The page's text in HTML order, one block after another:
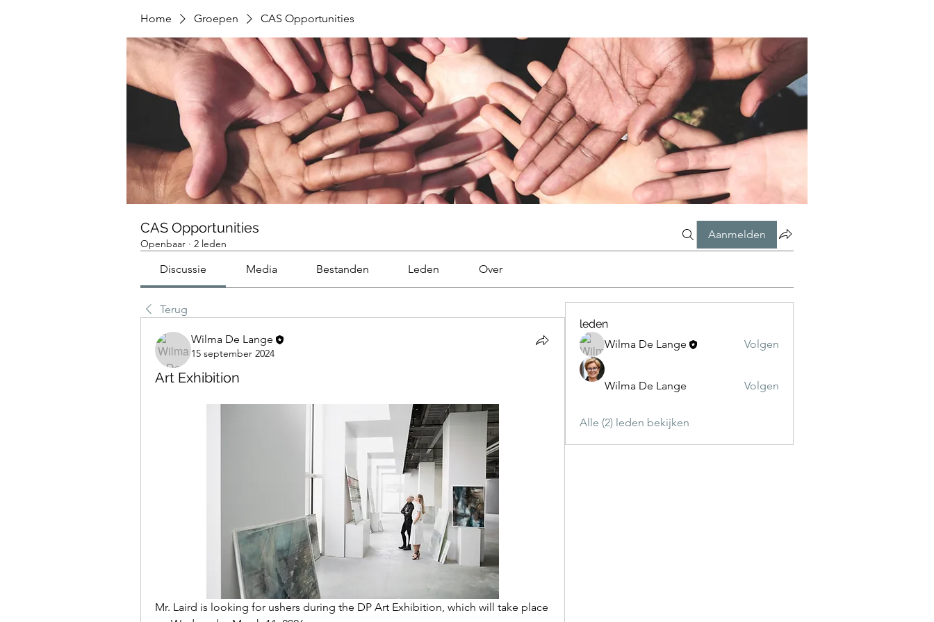
Home Groepen CAS Opportunities
CAS Opportunities
Openbaar · 2 leden
Aanmelden
Discussie Media Bestanden Leden Over
Terug
Wilma De Lange
15 september 2024
Art Exhibition
Mr. Laird is looking for ushers during the DP Art Exhibition, which will take place
leden
Wilma De Lange
Volgen
Wilma De Lange Volgen
Alle (2) leden bekijken